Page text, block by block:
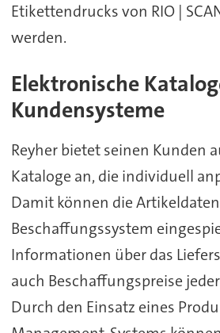
Etikettendrucks von RIO |
werden.
Elektronische
Kundensysteme
Reyher bietet seinen Kunden
Kataloge an, die individuell
Damit können die
Beschaffungssystem
Informationen über das
auch Beschaffungspreise
Durch den Einsatz eines